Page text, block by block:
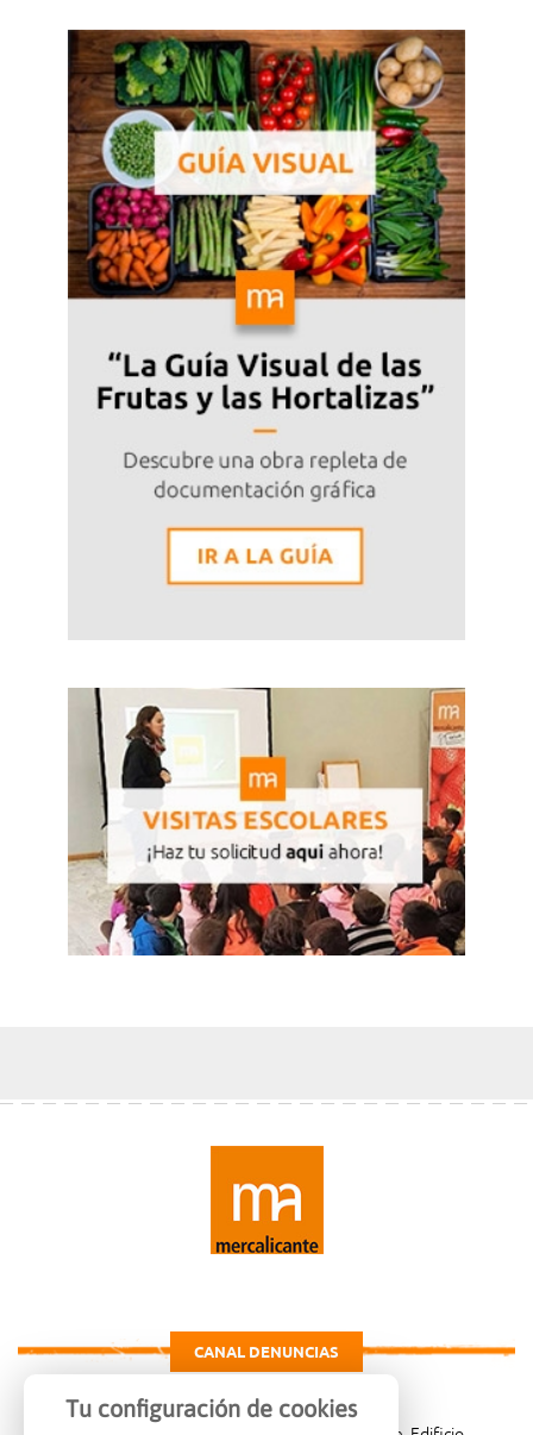
CANAL DENUNCIAS
Tu configuración de cookies